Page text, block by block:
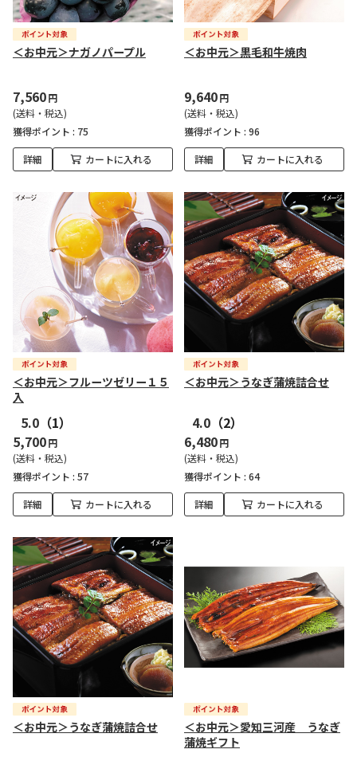
＜お中元＞ナガノパープル
7,560円
(送料・税込)
獲得ポイント : 75
詳細 カートに入れる
＜お中元＞黒毛和牛焼肉
9,640円
(送料・税込)
獲得ポイント : 96
詳細 カートに入れる
＜お中元＞フルーツゼリー１５
入
5.0 （1）
5,700円
(送料・税込)
獲得ポイント : 57
詳細 カートに入れる
＜お中元＞うなぎ蒲焼詰合せ
4.0 （2）
6,480円
(送料・税込)
獲得ポイント : 64
詳細 カートに入れる
＜お中元＞うなぎ蒲焼詰合せ
＜お中元＞愛知三河産 うなぎ
蒲焼ギフト